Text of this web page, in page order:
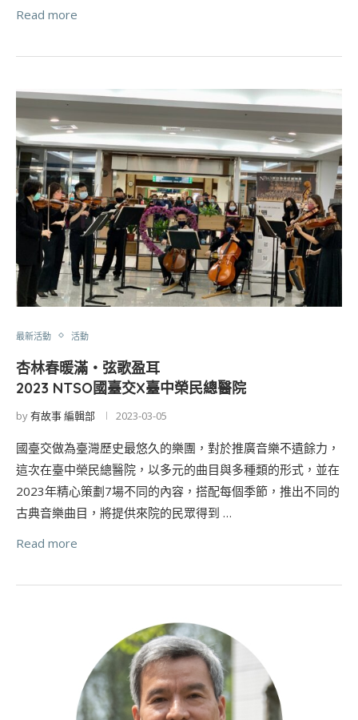
Read more
最新活動 活動
杏林春暖滿・弦歌盈耳
2023 NTSO國臺交X臺中榮民總醫院
by有故事 編輯部 2023-03-05
國臺交做為臺灣歷史最悠久的樂團，對於推廣音樂不遺餘力，
這次在臺中榮民總醫院，以多元的曲目與多種類的形式，並在
2023年精心策劃7場不同的內容，搭配每個季節，推出不同的
古典音樂曲目，將提供來院的民眾得到 …
Read more